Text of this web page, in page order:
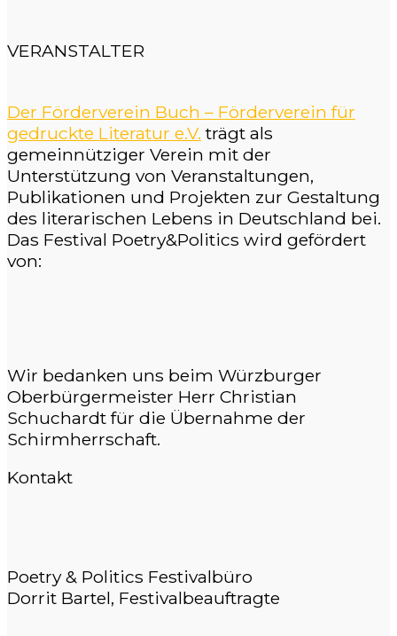
VERANSTALTER
Der Förderverein Buch – Förderverein für
gedruckte Literatur e.V. trägt als
gemeinnütziger Verein mit der
Unterstützung von Veranstaltungen,
Publikationen und Projekten zur Gestaltung
des literarischen Lebens in Deutschland bei.
Das Festival Poetry&Politics wird gefördert
von:
Wir bedanken uns beim Würzburger
Oberbürgermeister Herr Christian
Schuchardt für die Übernahme der
Schirmherrschaft.
Kontakt
Poetry & Politics Festivalbüro
Dorrit Bartel, Festivalbeauftragte